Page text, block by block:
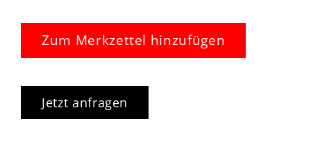
Zum Merkzettel hinzufügen
Jetzt anfragen